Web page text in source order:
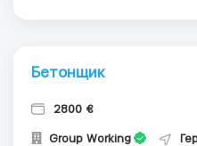
Бетонщик
2800 €
Group Working